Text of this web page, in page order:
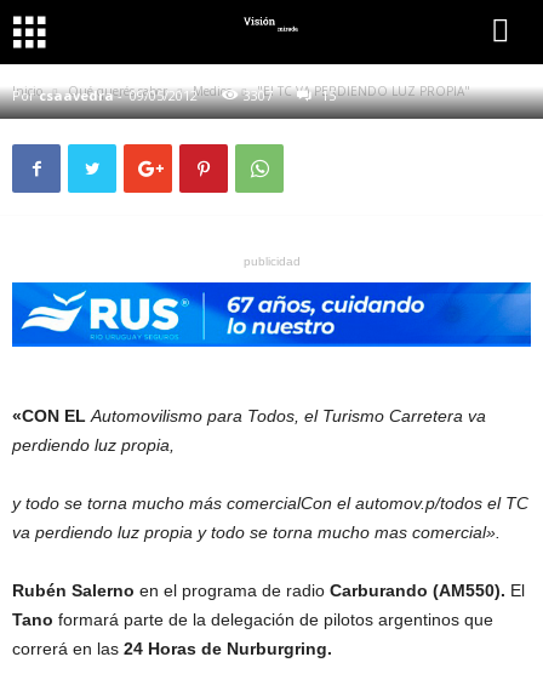
Inicio Qué querés saber Medios "El TC VA PERDIENDO LUZ PROPIA"
QUÉ QUERÉS SABER MIRÁ LO QUE DIJO
"EL TC VA PERDIENDO LUZ PROPIA"
Por csaavedra- 09/05/2012 3307 15
publicidad
«CON EL Automovilismo para Todos, el Turismo Carretera va
perdiendo luz propia,
y todo se torna mucho más comercialCon el automov.p/todos el TC
va perdiendo luz propia y todo se torna mucho mas comercial».
Rubén Salerno en el programa de radio Carburando (AM550). El
Tano formará parte de la delegación de pilotos argentinos que
correrá en las 24 Horas de Nurburgring.